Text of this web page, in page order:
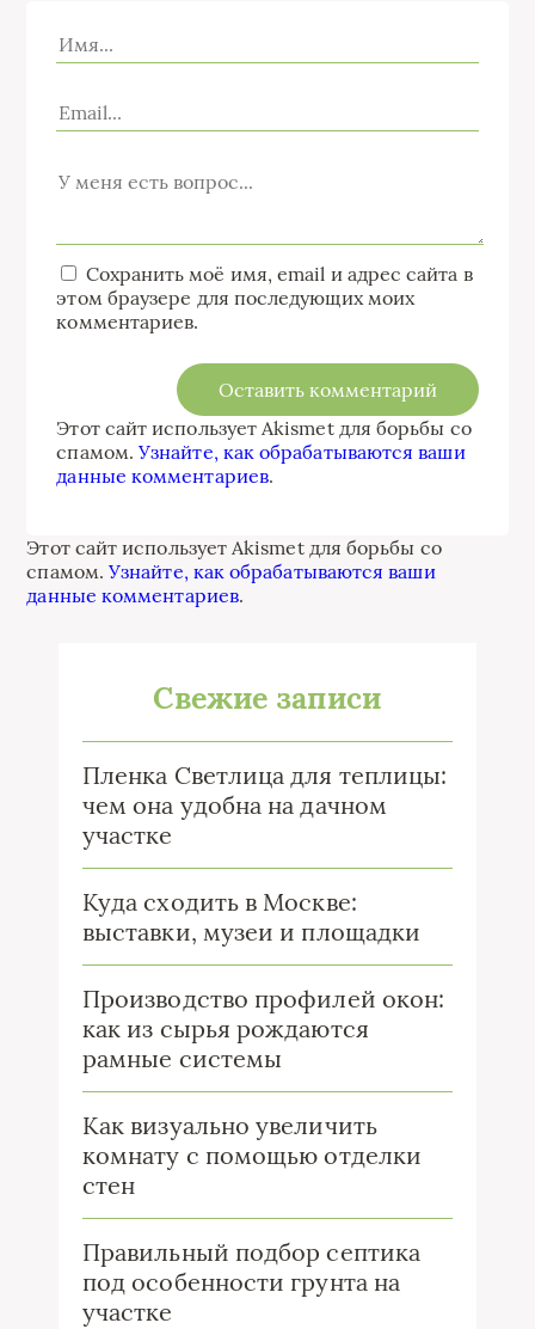
Сохранить моё имя, email и адрес сайта в
этом браузере для последующих моих
комментариев.
Этот сайт использует Akismet для борьбы со
спамом.Узнайте, как обрабатываются ваши
данные комментариев.
Этот сайт использует Akismet для борьбы со
спамом.Узнайте, как обрабатываются ваши
данные комментариев.
Свежие записи
Пленка Светлица для теплицы:
чем она удобна на дачном
участке
Куда сходить в Москве:
выставки, музеи и площадки
Производство профилей окон:
как из сырья рождаются
рамные системы
Как визуально увеличить
комнату с помощью отделки
стен
Правильный подбор септика
под особенности грунта на
участке